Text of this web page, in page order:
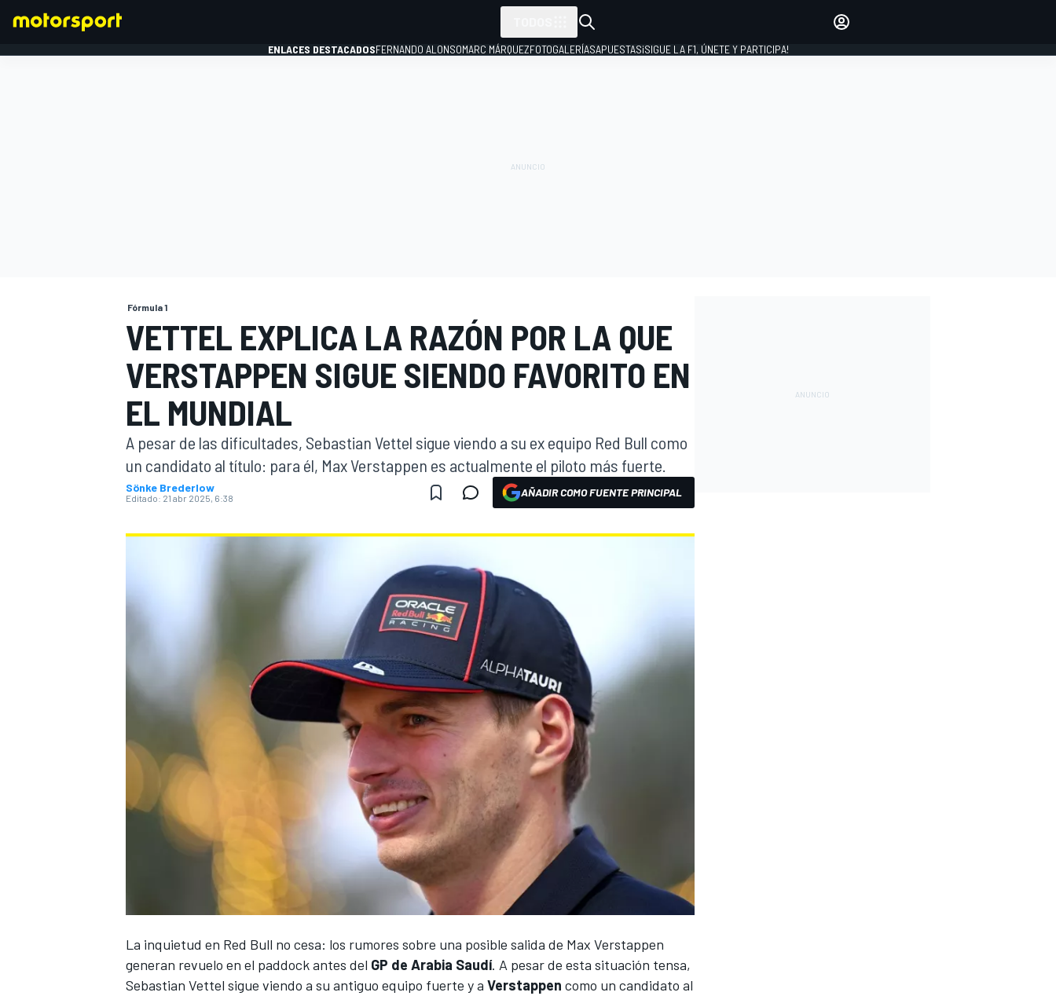
ENLACES DESTACADOSFERNANDO ALONSOMARC MÁRQUEZFOTOGALERÍASAPUESTAS¡SIGUE LA F1, ÚNETE Y PARTICIPA!
Fórmula 1
VETTEL EXPLICA LA RAZÓN POR LA QUE
VERSTAPPEN SIGUE SIENDO FAVORITO EN
EL MUNDIAL
A pesar de las dificultades, Sebastian Vettel sigue viendo a su ex equipo Red Bull como
un candidato al título: para él, Max Verstappen es actualmente el piloto más fuerte.
Sönke Brederlow
Editado: 21 abr 2025, 6:38 AÑADIR COMO FUENTE PRINCIPAL
La inquietud en Red Bull no cesa: los rumores sobre una posible salida de Max Verstappen
generan revuelo en el paddock antes del GP de Arabia Saudí. A pesar de esta situación tensa,
Sebastian Vettel sigue viendo a su antiguo equipo fuerte y a Verstappen como un candidato al